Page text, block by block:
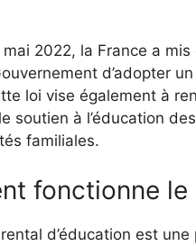
mai 2022, la France a
d’adopter
loi vise également à
soutien à l’éducation
familiales.
fonctionne
d’éducation est